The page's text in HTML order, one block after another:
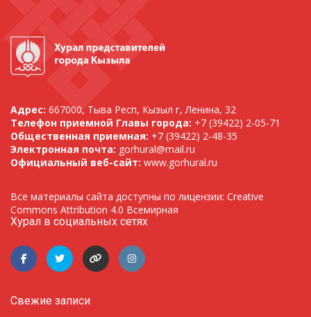
Адрес: 667000, Тыва Респ, Кызыл г, Ленина, 32
Телефон приемной Главы города: +7 (39422) 2-05-71
Общественная приемная: +7 (39422) 2-48-35
Электронная почта: gorhural@mail.ru
Официальный веб-сайт: www.gorhural.ru
Все материалы сайта доступны по лицензии: Creative
Commons Attribution 4.0 Всемирная
Хурал в социальных сетях
Свежие записи